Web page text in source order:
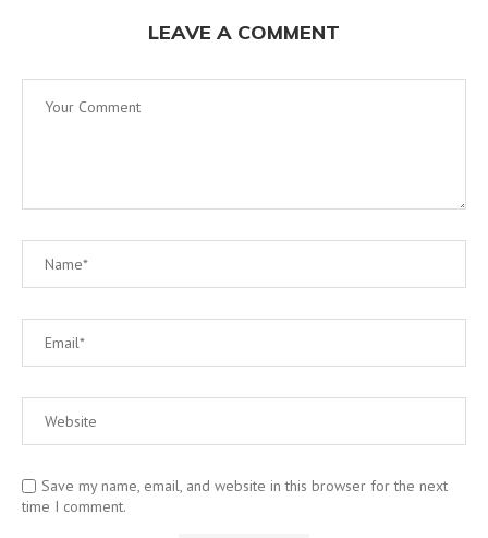
LEAVE A COMMENT
Save my name, email, and website in this browser for the next
time I comment.